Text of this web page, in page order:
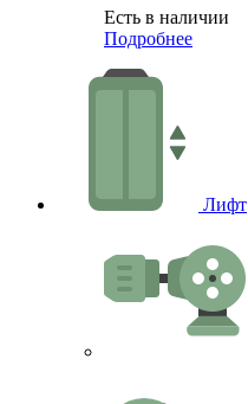
Есть в наличии
Подробнее
Лифт